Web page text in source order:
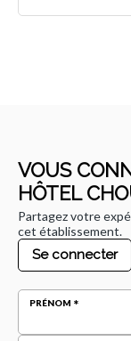
VOUS
HÔTEL
Partagez votre
cet établissement.
Se connecter
PRÉNOM